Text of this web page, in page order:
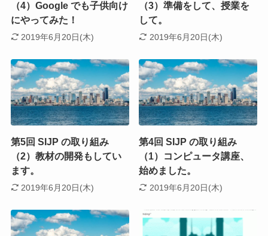
（4）Google でも子供向け
にやってみた！
2019年6月20日(木)
（3）準備をして、授業を
して。
2019年6月20日(木)
第5回 SIJP の取り組み
（2）教材の開発もしてい
ます。
2019年6月20日(木)
第4回 SIJP の取り組み
（1）コンピュータ講座、
始めました。
2019年6月20日(木)